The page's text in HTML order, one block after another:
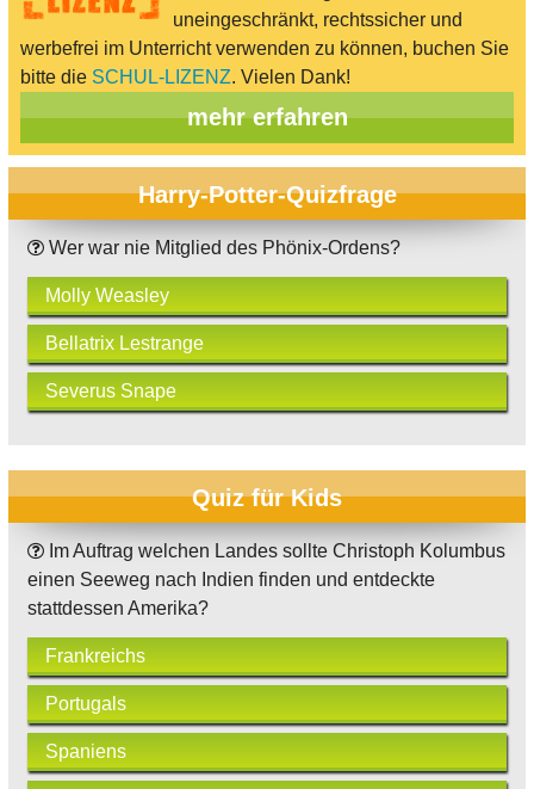
uneingeschränkt, rechtssicher und
werbefrei im Unterricht verwenden zu können, buchen Sie
bitte die SCHUL-LIZENZ. Vielen Dank!
mehr erfahren
Harry-Potter-Quizfrage
Wer war nie Mitglied des Phönix-Ordens?
Molly Weasley
Bellatrix Lestrange
Severus Snape
Quiz für Kids
Im Auftrag welchen Landes sollte Christoph Kolumbus
einen Seeweg nach Indien finden und entdeckte
stattdessen Amerika?
Frankreichs
Portugals
Spaniens